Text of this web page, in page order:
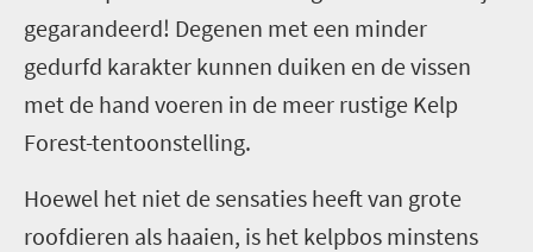
gegarandeerd! Degenen met een minder
gedurfd karakter kunnen duiken en de vissen
met de hand voeren in de meer rustige Kelp
Forest-tentoonstelling.
Hoewel het niet de sensaties heeft van grote
roofdieren als haaien, is het kelpbos minstens